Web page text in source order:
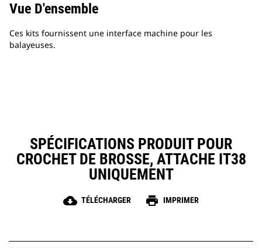
Vue D'ensemble
Ces kits fournissent une interface machine pour les
balayeuses.
SPÉCIFICATIONS PRODUIT POUR
CROCHET DE BROSSE, ATTACHE IT38
UNIQUEMENT
cloud_download TÉLÉCHARGER print IMPRIMER